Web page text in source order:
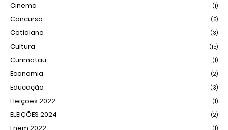
Cinema (1)
Concurso (5)
Cotidiano (3)
Cultura (15)
Curimataú (1)
Economia (2)
Educação (3)
Eleições 2022 (1)
ELEIÇÕES 2024 (2)